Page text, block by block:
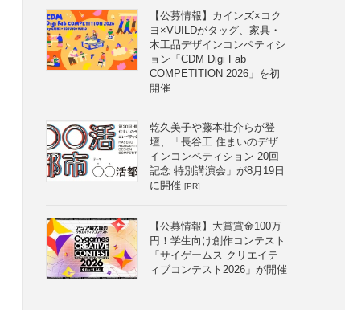
【公募情報】カインズ×コク
ヨ×VUILDがタッグ、家具・
木工品デザインコンペティシ
ョン「CDM Digi Fab
COMPETITION 2026」を初
開催
乾久美子や藤本壮介らが登
壇、「長谷工 住まいのデザ
インコンペティション 20回
記念 特別講演会」が8月19日
に開催 [PR]
【公募情報】大賞賞金100万
円！学生向け創作コンテスト
「サイゲームス クリエイテ
ィブコンテスト2026」が開催